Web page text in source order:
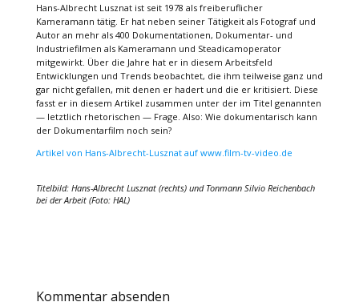
Hans-Albrecht Lusznat ist seit 1978 als freiberuflicher
Kameramann tätig. Er hat neben seiner Tätigkeit als Fotograf und
Autor an mehr als 400 Dokumentationen, Dokumentar- und
Industriefilmen als Kameramann und Steadicamoperator
mitgewirkt. Über die Jahre hat er in diesem Arbeitsfeld
Entwicklungen und Trends beobachtet, die ihm teilweise ganz und
gar nicht gefallen, mit denen er hadert und die er kritisiert. Diese
fasst er in diesem Artikel zusammen unter der im Titel genannten
— letztlich rhetorischen — Frage. Also: Wie dokumentarisch kann
der Dokumentarfilm noch sein?
Artikel von Hans-Albrecht-Lusznat auf www.film-tv-video.de
Titelbild: Hans-Albrecht Lusznat (rechts) und Tonmann Silvio Reichenbach
bei der Arbeit (Foto: HAL)
Kommentar absenden